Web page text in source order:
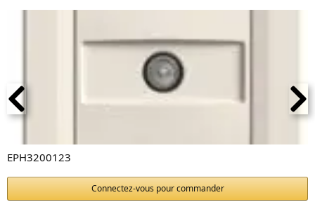
EPH3200123
Connectez-vous pour commander